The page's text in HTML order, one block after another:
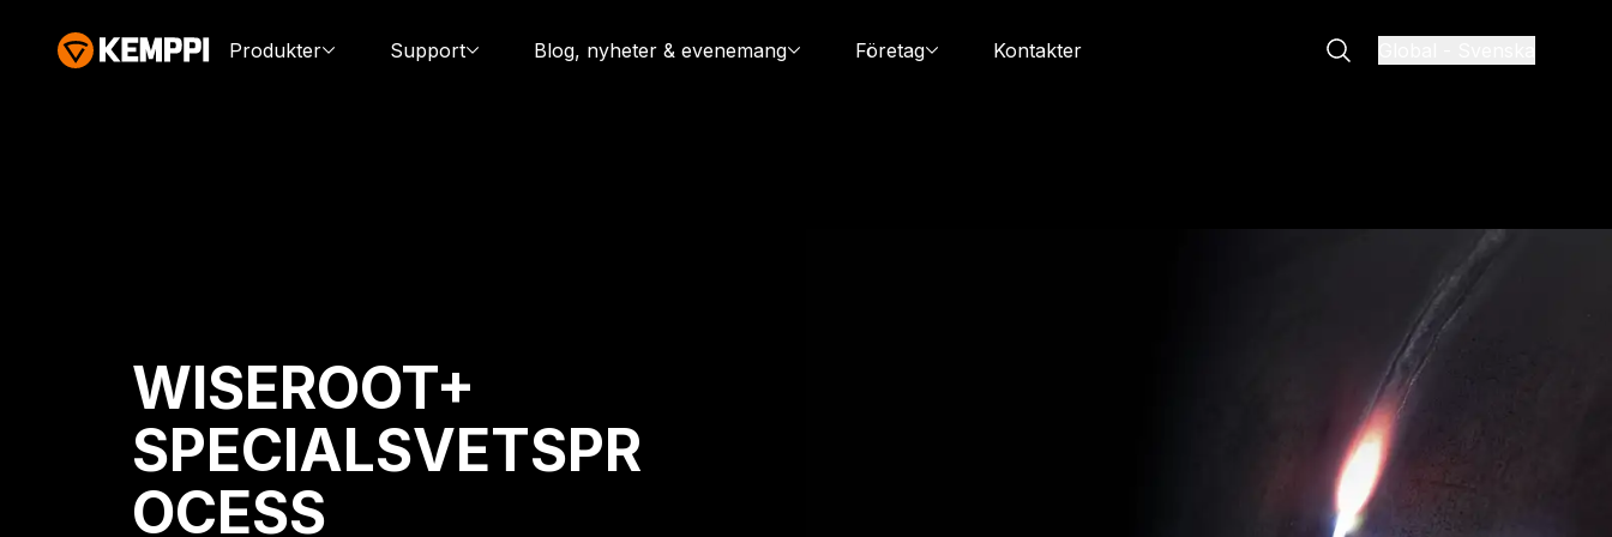
Produkter Support Blog, nyheter & evenemang Företag Kontakter
WISEROOT+
SPECIALSVETSPR
OCESS